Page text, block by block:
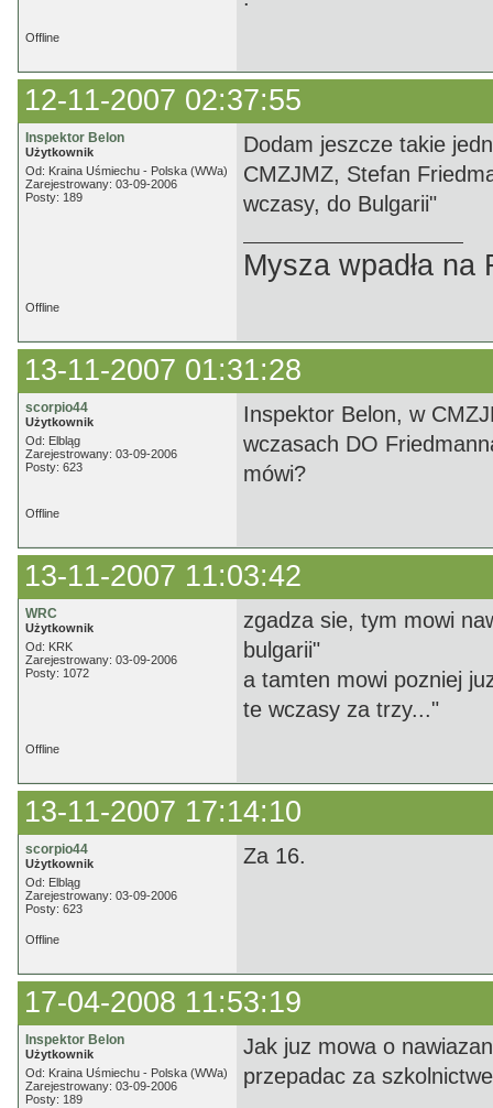
Offline
12-11-2007 02:37:55
Inspektor Belon
Użytkownik
Od: Kraina Uśmiechu - Polska (WWa)
Zarejestrowany: 03-09-2006
Posty: 189
Dodam jeszcze takie
CMZJMZ, Stefan
wczasy, do Bulgarii"
Mysza wpadła na
Offline
13-11-2007 01:31:28
scorpio44
Użytkownik
Od: Elbląg
Zarejestrowany: 03-09-2006
Posty: 623
Inspektor Belon, w
wczasach DO
mówi?
Offline
13-11-2007 11:03:42
WRC
Użytkownik
Od: KRK
Zarejestrowany: 03-09-2006
Posty: 1072
zgadza sie, tym mowi
bulgarii"
a tamten mowi pozniej
te wczasy za trzy..."
Offline
13-11-2007 17:14:10
scorpio44
Użytkownik
Od: Elbląg
Zarejestrowany: 03-09-2006
Posty: 623
Za 16.
Offline
17-04-2008 11:53:19
Inspektor Belon
Użytkownik
Od: Kraina Uśmiechu - Polska (WWa)
Zarejestrowany: 03-09-2006
Posty: 189
Jak juz mowa o
przepadac za